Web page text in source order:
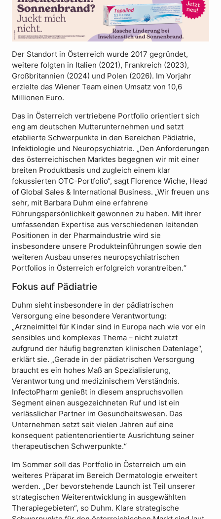
Der Standort in Österreich wurde 2017 gegründet,
weitere folgten in Italien (2021), Frankreich (2023),
Großbritannien (2024) und Polen (2026). Im Vorjahr
erzielte das Wiener Team einen Umsatz von 10,6
Millionen Euro.
Das in Österreich vertriebene Portfolio orientiert sich
eng am deutschen Mutterunternehmen und setzt
etablierte Schwerpunkte in den Bereichen Pädiatrie,
Infektiologie und Neuropsychiatrie. „Den Anforderungen
des österreichischen Marktes begegnen wir mit einer
breiten Produktbasis und zugleich einem klar
fokussierten OTC-Portfolio“, sagt Florence Wiche, Head
of Global Sales & International Business. „Wir freuen uns
sehr, mit Barbara Duhm eine erfahrene
Führungspersönlichkeit gewonnen zu haben. Mit ihrer
umfassenden Expertise aus verschiedenen leitenden
Positionen in der Pharmaindustrie wird sie
insbesondere unsere Produkteinführungen sowie den
weiteren Ausbau unseres neuropsychiatrischen
Portfolios in Österreich erfolgreich vorantreiben.“
Fokus auf Pädiatrie
Duhm sieht insbesondere in der pädiatrischen
Versorgung eine besondere Verantwortung:
„Arzneimittel für Kinder sind in Europa nach wie vor ein
sensibles und komplexes Thema – nicht zuletzt
aufgrund der häufig begrenzten klinischen Datenlage“,
erklärt sie. „Gerade in der pädiatrischen Versorgung
braucht es ein hohes Maß an Spezialisierung,
Verantwortung und medizinischem Verständnis.
InfectoPharm genießt in diesem anspruchsvollen
Segment einen ausgezeichneten Ruf und ist ein
verlässlicher Partner im Gesundheitswesen. Das
Unternehmen setzt seit vielen Jahren auf eine
konsequent patientenorientierte Ausrichtung seiner
therapeutischen Schwerpunkte.“
Im Sommer soll das Portfolio in Österreich um ein
weiteres Präparat im Bereich Dermatologie erweitert
werden. „Der bevorstehende Launch ist Teil unserer
strategischen Weiterentwicklung in ausgewählten
Therapiegebieten“, so Duhm. Klare strategische